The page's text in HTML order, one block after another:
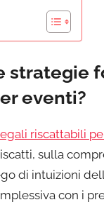
strategie
eventi?
riscattabili
sulla
di intuizioni
con i